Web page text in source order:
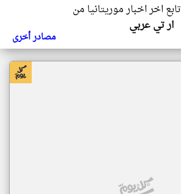
تابع اخر اخبار موريتانيا من
ار تي عربي
مصادر أخرى